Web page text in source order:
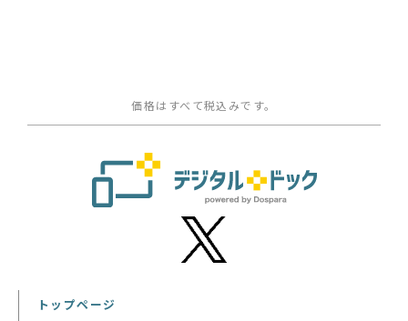
価格はすべて税込みです。
トップページ